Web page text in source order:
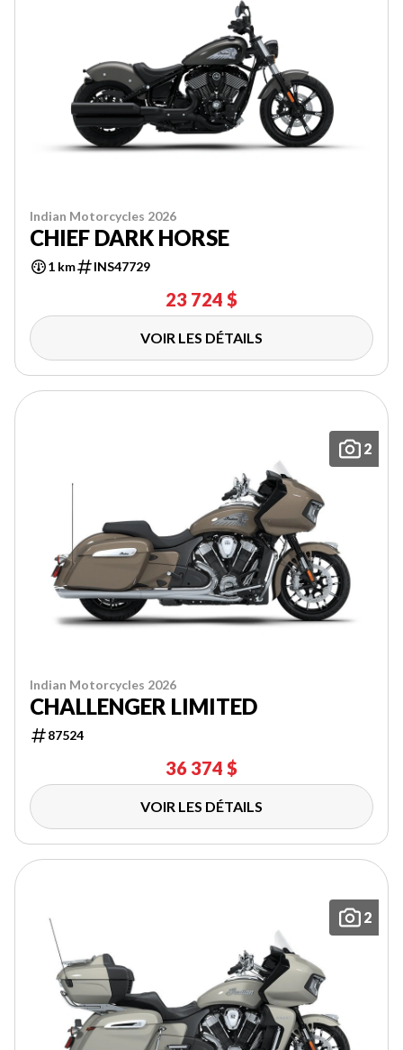
Indian Motorcycles 2026
CHIEF DARK HORSE
1 km INS47729
23 724 $
VOIR LES DÉTAILS
2
Indian Motorcycles 2026
CHALLENGER LIMITED
87524
36 374 $
VOIR LES DÉTAILS
2